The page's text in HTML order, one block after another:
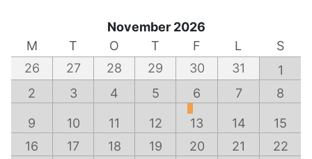
November 2026
M
T O T F L
S
26
27 28 29 30 31
1
2
3 4 5 6 7 8
9 10 11 12 13 14
15
16
17 18 19 20 21
22